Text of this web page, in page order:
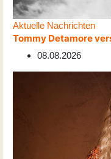
Aktuelle Nachrichten
Tommy Detamore
08.08.2026